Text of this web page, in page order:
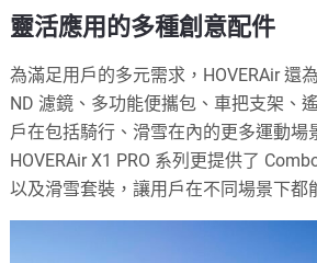
靈活應用的多種創意配件
為滿足用戶的多元需求，HOVERAir 還
ND 濾鏡、多功能便攜包、車把支架、
戶在包括騎行、滑雪在內的更多運動場
HOVERAir X1 PRO 系列更提供了
以及滑雪套裝，讓用戶在不同場景下都